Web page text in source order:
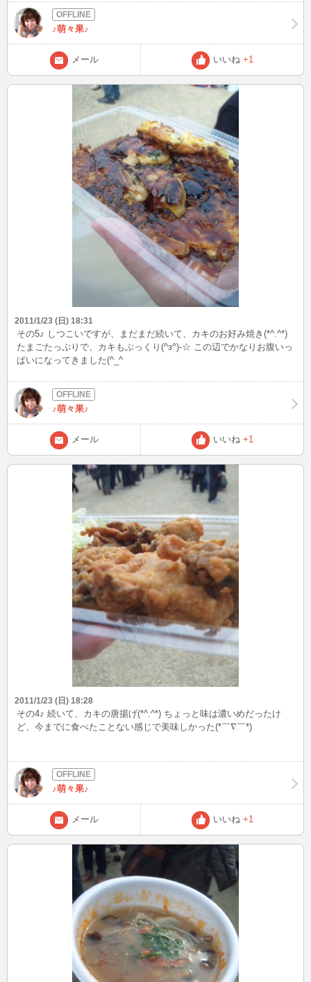
た(*^￢^*)
♪萌々果♪
メール いいね +1
2011/1/23 (日) 18:31
その5♪ しつこいですが、まだまだ続いて、カキのお好み焼き(*^.^*)
たまごたっぷりで、カキもぷっくり(^з^)-☆ この辺でかなりお腹いっ
ぱいになってきました(^_^ゞ
♪萌々果♪
メール いいね +1
2011/1/23 (日) 18:28
その4♪ 続いて、カキの唐揚げ(*^.^*) ちょっと味は濃いめだったけ
ど、今までに食べたことない感じで美味しかった(*￣∇￣*)
♪萌々果♪
メール いいね +1